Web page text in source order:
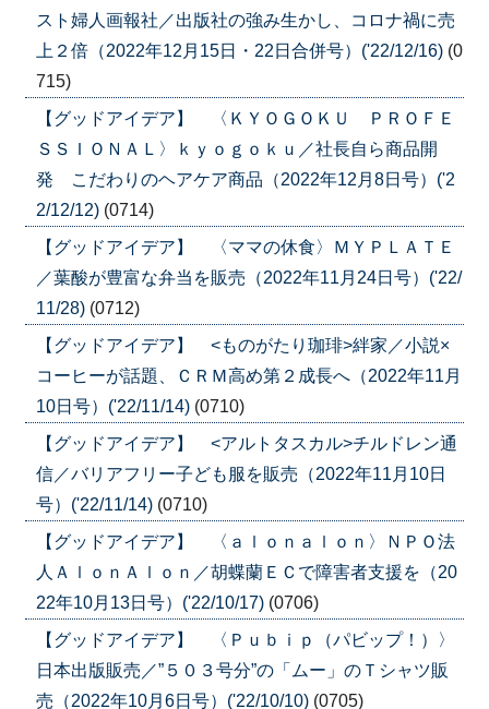
スト婦人画報社／出版社の強み生かし、コロナ禍に売
上２倍（2022年12月15日・22日合併号）('22/12/16) (0
715)
【グッドアイデア】 〈ＫＹＯＧＯＫＵ ＰＲＯＦＥ
ＳＳＩＯＮＡＬ〉ｋｙｏｇｏｋｕ／社長自ら商品開
発 こだわりのヘアケア商品（2022年12月8日号）('2
2/12/12) (0714)
【グッドアイデア】 〈ママの休食〉ＭＹＰＬＡＴＥ
／葉酸が豊富な弁当を販売（2022年11月24日号）('22/
11/28) (0712)
【グッドアイデア】 <ものがたり珈琲>絆家／小説×
コーヒーが話題、ＣＲＭ高め第２成長へ（2022年11月
10日号）('22/11/14) (0710)
【グッドアイデア】 <アルトタスカル>チルドレン通
信／バリアフリー子ども服を販売（2022年11月10日
号）('22/11/14) (0710)
【グッドアイデア】 〈ａｌｏｎａｌｏｎ〉ＮＰＯ法
人ＡｌｏｎＡｌｏｎ／胡蝶蘭ＥＣで障害者支援を（20
22年10月13日号）('22/10/17) (0706)
【グッドアイデア】 〈Ｐｕｂｉｐ（パビップ！）〉
日本出版販売／”５０３号分”の「ムー」のＴシャツ販
売（2022年10月6日号）('22/10/10) (0705)